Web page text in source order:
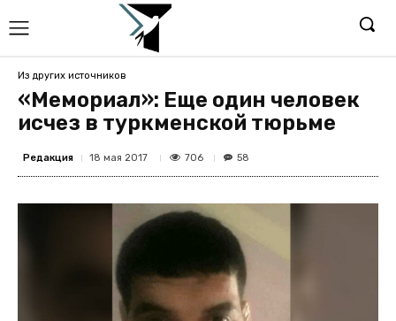
Из других источников
«Мемориал»: Еще один человек
исчез в туркменской тюрьме
Редакция 18 мая 2017 706 58